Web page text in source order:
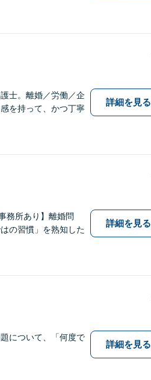
士。離婚／労働／企
を持って、かつ丁寧
詳細を見る
務所あり】離婚問
の習慣」を熟知した
詳細を見る
について、「何度で
詳細を見る